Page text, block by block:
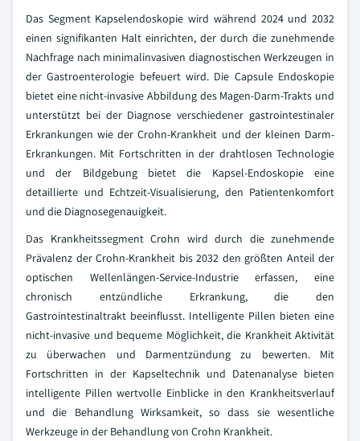
Das Segment Kapselendoskopie wird während 2024 und 2032
einen signifikanten Halt einrichten, der durch die zunehmende
Nachfrage nach minimalinvasiven diagnostischen Werkzeugen in
der Gastroenterologie befeuert wird. Die Capsule Endoskopie
bietet eine nicht-invasive Abbildung des Magen-Darm-Trakts und
unterstützt bei der Diagnose verschiedener gastrointestinaler
Erkrankungen wie der Crohn-Krankheit und der kleinen Darm-
Erkrankungen. Mit Fortschritten in der drahtlosen Technologie
und der Bildgebung bietet die Kapsel-Endoskopie eine
detaillierte und Echtzeit-Visualisierung, den Patientenkomfort
und die Diagnosegenauigkeit.
Das Krankheitssegment Crohn wird durch die zunehmende
Prävalenz der Crohn-Krankheit bis 2032 den größten Anteil der
optischen Wellenlängen-Service-Industrie erfassen, eine
chronisch entzündliche Erkrankung, die den
Gastrointestinaltrakt beeinflusst. Intelligente Pillen bieten eine
nicht-invasive und bequeme Möglichkeit, die Krankheit Aktivität
zu überwachen und Darmentzündung zu bewerten. Mit
Fortschritten in der Kapseltechnik und Datenanalyse bieten
intelligente Pillen wertvolle Einblicke in den Krankheitsverlauf
und die Behandlung Wirksamkeit, so dass sie wesentliche
Werkzeuge in der Behandlung von Crohn Krankheit.